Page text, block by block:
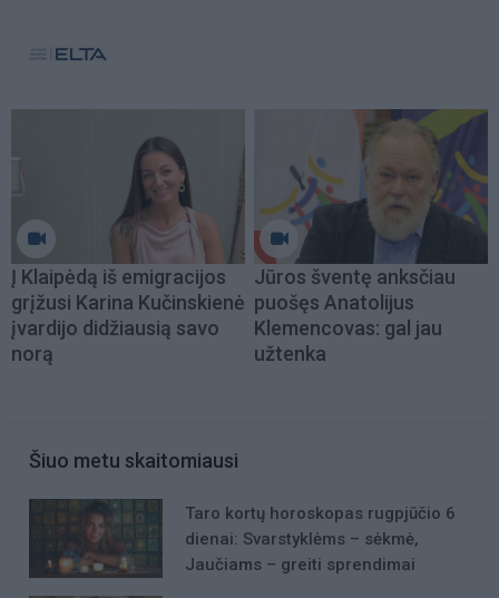
Į Klaipėdą iš emigracijos
grįžusi Karina Kučinskienė
įvardijo didžiausią savo
norą
Jūros šventę anksčiau
puošęs Anatolijus
Klemencovas: gal jau
užtenka
Šiuo metu skaitomiausi
Taro kortų horoskopas rugpjūčio 6
dienai: Svarstyklėms – sėkmė,
Jaučiams – greiti sprendimai